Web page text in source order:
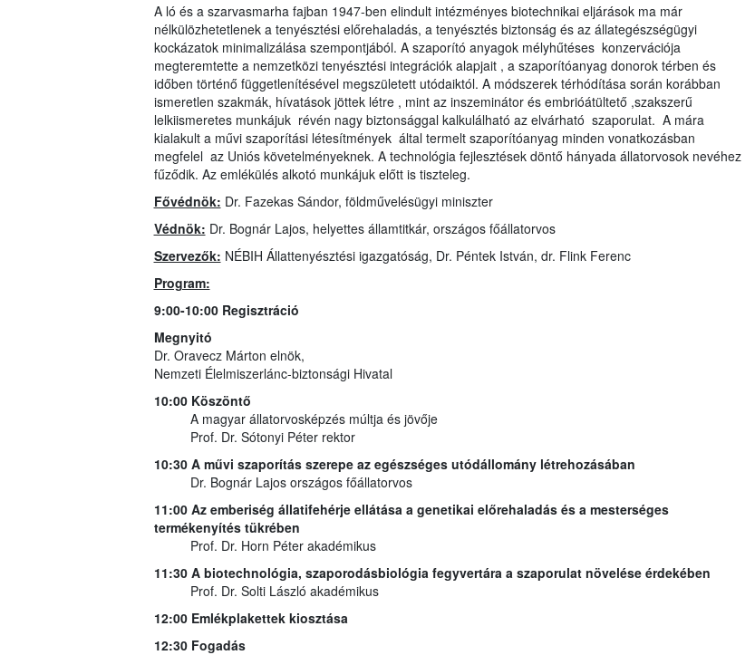
A ló és a szarvasmarha fajban 1947-ben elindult intézményes biotechnikai eljárások ma már
nélkülözhetetlenek a tenyésztési előrehaladás, a tenyésztés biztonság és az állategészségügyi
kockázatok minimalizálása szempontjából. A szaporító anyagok mélyhűtéses konzervációja
megteremtette a nemzetközi tenyésztési integrációk alapjait , a szaporítóanyag donorok térben és
időben történő függetlenítésével megszületett utódaiktól. A módszerek térhódítása során korábban
ismeretlen szakmák, hívatások jöttek létre , mint az inszeminátor és embrióátültető ,szakszerű
lelkiismeretes munkájuk révén nagy biztonsággal kalkulálható az elvárható szaporulat. A mára
kialakult a művi szaporítási létesítmények által termelt szaporítóanyag minden vonatkozásban
megfelel az Uniós követelményeknek. A technológia fejlesztések döntő hányada állatorvosok nevéhez
fűződik. Az emlékülés alkotó munkájuk előtt is tiszteleg.
Fővédnök: Dr. Fazekas Sándor, földművelésügyi miniszter
Védnök: Dr. Bognár Lajos, helyettes államtitkár, országos főállatorvos
Szervezők: NÉBIH Állattenyésztési igazgatóság, Dr. Péntek István, dr. Flink Ferenc
Program:
9:00-10:00 Regisztráció
Megnyitó
Dr. Oravecz Márton elnök,
Nemzeti Élelmiszerlánc-biztonsági Hivatal
10:00 Köszöntő
A magyar állatorvosképzés múltja és jövője
Prof. Dr. Sótonyi Péter rektor
10:30 A művi szaporítás szerepe az egészséges utódállomány létrehozásában
Dr. Bognár Lajos országos főállatorvos
11:00 Az emberiség állatifehérje ellátása a genetikai előrehaladás és a mesterséges
termékenyítés tükrében
Prof. Dr. Horn Péter akadémikus
11:30 A biotechnológia, szaporodásbiológia fegyvertára a szaporulat növelése érdekében
Prof. Dr. Solti László akadémikus
12:00 Emlékplakettek kiosztása
12:30 Fogadás